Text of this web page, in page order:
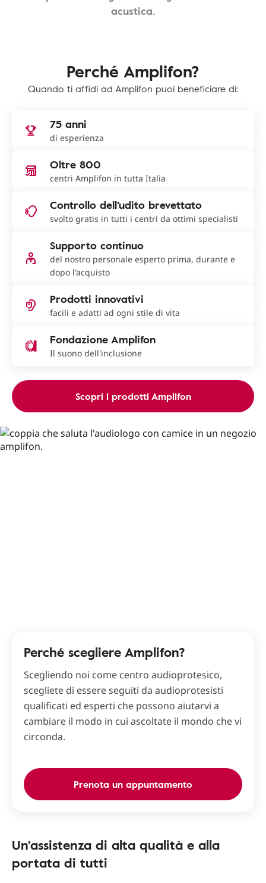
acustica.
Perché Amplifon?
Quando ti affidi ad Amplifon puoi beneficiare di:
75 anni
di esperienza
Oltre 800
centri Amplifon in tutta Italia
Controllo dell'udito brevettato
svolto gratis in tutti i centri da ottimi specialisti
Supporto continuo
del nostro personale esperto prima, durante e
dopo l'acquisto
Prodotti innovativi
facili e adatti ad ogni stile di vita
Fondazione Amplifon
Il suono dell'inclusione
Scopri i prodotti Amplifon
Perché scegliere Amplifon?
Scegliendo noi come centro audioprotesico,
scegliete di essere seguiti da audioprotesisti
qualificati ed esperti che possono aiutarvi a
cambiare il modo in cui ascoltate il mondo che vi
circonda.
Prenota un appuntamento
Un'assistenza di alta qualità e alla
portata di tutti